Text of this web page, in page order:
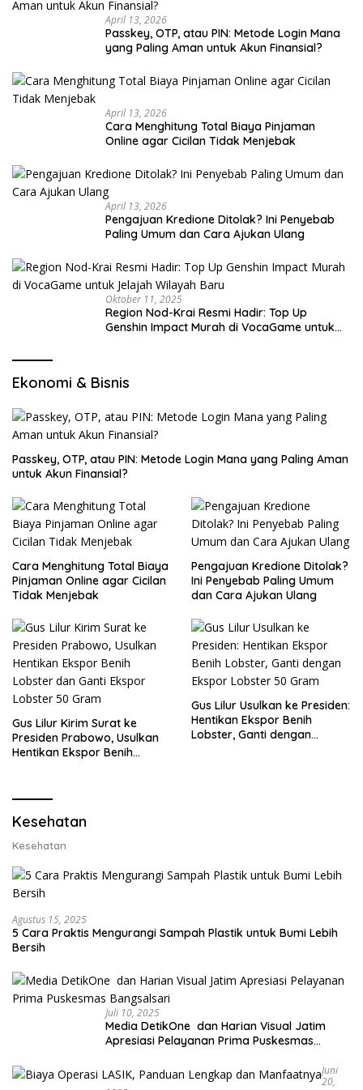
April 13, 2026
Passkey, OTP, atau PIN: Metode Login Mana
yang Paling Aman untuk Akun Finansial?
April 13, 2026
Cara Menghitung Total Biaya Pinjaman
Online agar Cicilan Tidak Menjebak
April 13, 2026
Pengajuan Kredione Ditolak? Ini Penyebab
Paling Umum dan Cara Ajukan Ulang
Oktober 11, 2025
Region Nod-Krai Resmi Hadir: Top Up
Genshin Impact Murah di VocaGame untuk
Ekonomi & Bisnis
Passkey, OTP, atau PIN: Metode Login Mana yang Paling Aman
untuk Akun Finansial?
Cara Menghitung Total Biaya
Pinjaman Online agar Cicilan
Tidak Menjebak
Pengajuan Kredione Ditolak?
Ini Penyebab Paling Umum
dan Cara Ajukan Ulang
Gus Lilur Kirim Surat ke
Presiden Prabowo, Usulkan
Hentikan Ekspor Benih
Gus Lilur Usulkan ke Presiden:
Hentikan Ekspor Benih
Lobster, Ganti dengan
Kesehatan
Kesehatan
Agustus 15, 2025
5 Cara Praktis Mengurangi Sampah Plastik untuk Bumi Lebih
Bersih
Juli 10, 2025
Media DetikOne dan Harian Visual Jatim
Apresiasi Pelayanan Prima Puskesmas
Juni
20,